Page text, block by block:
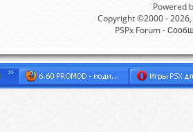
Powered
Copyright ©2000 -
PSPx Forum -